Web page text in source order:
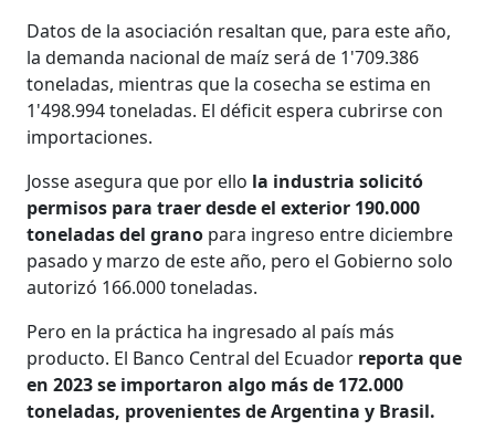
Datos de la asociación resaltan que, para este año,
la demanda nacional de maíz será de 1'709.386
toneladas, mientras que la cosecha se estima en
1'498.994 toneladas. El déficit espera cubrirse con
importaciones.
Josse asegura que por ello la industria solicitó
permisos para traer desde el exterior 190.000
toneladas del grano para ingreso entre diciembre
pasado y marzo de este año, pero el Gobierno solo
autorizó 166.000 toneladas.
Pero en la práctica ha ingresado al país más
producto. El Banco Central del Ecuador reporta que
en 2023 se importaron algo más de 172.000
toneladas, provenientes de Argentina y Brasil.